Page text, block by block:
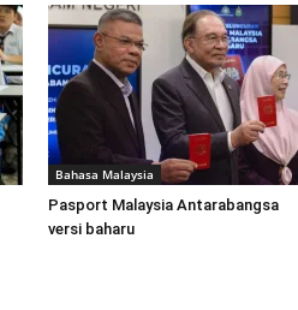
Bahasa Malaysia
Pasport Malaysia Antarabangsa
versi baharu